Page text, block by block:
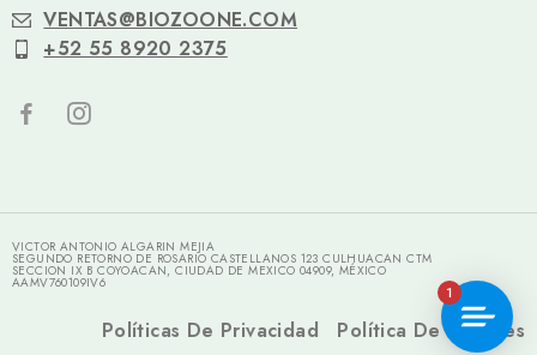
VENTAS@BIOZOONE.COM
+52 55 8920 2375
VICTOR ANTONIO ALGARIN MEJIA
SEGUNDO RETORNO DE ROSARIO CASTELLANOS 123 CULHUACAN CTM
SECCION IX B COYOACAN, CIUDAD DE MEXICO 04909, MÉXICO
AAMV760109IV6
Políticas De Privacidad Política De Cookies
1